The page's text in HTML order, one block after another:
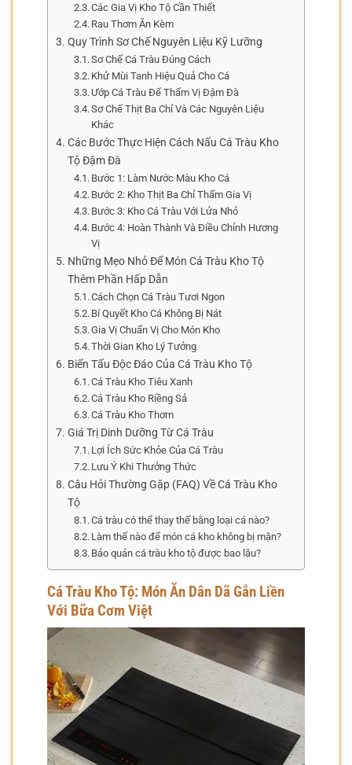
Các Gia Vị Kho Tộ Cần Thiết
Rau Thơm Ăn Kèm
Quy Trình Sơ Chế Nguyên Liệu Kỹ Lưỡng
Sơ Chế Cá Tràu Đúng Cách
Khử Mùi Tanh Hiệu Quả Cho Cá
Ướp Cá Tràu Để Thấm Vị Đậm Đà
Sơ Chế Thịt Ba Chỉ Và Các Nguyên Liệu
Khác
Các Bước Thực Hiện Cách Nấu Cá Tràu Kho
Tộ Đậm Đà
Bước 1: Làm Nước Màu Kho Cá
Bước 2: Kho Thịt Ba Chỉ Thấm Gia Vị
Bước 3: Kho Cá Tràu Với Lửa Nhỏ
Bước 4: Hoàn Thành Và Điều Chỉnh Hương
Vị
Những Mẹo Nhỏ Để Món Cá Tràu Kho Tộ
Thêm Phần Hấp Dẫn
Cách Chọn Cá Tràu Tươi Ngon
Bí Quyết Kho Cá Không Bị Nát
Gia Vị Chuẩn Vị Cho Món Kho
Thời Gian Kho Lý Tưởng
Biến Tấu Độc Đáo Của Cá Tràu Kho Tộ
Cá Tràu Kho Tiêu Xanh
Cá Tràu Kho Riềng Sả
Cá Tràu Kho Thơm
Giá Trị Dinh Dưỡng Từ Cá Tràu
Lợi Ích Sức Khỏe Của Cá Tràu
Lưu Ý Khi Thưởng Thức
Câu Hỏi Thường Gặp (FAQ) Về Cá Tràu Kho
Tộ
Cá tràu có thể thay thế bằng loại cá nào?
Làm thế nào để món cá kho không bị mặn?
Bảo quản cá tràu kho tộ được bao lâu?
Cá Tràu Kho Tộ: Món Ăn Dân Dã Gắn Liền
Với Bữa Cơm Việt